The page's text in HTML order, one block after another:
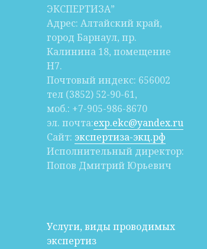
ЭКСПЕРТИЗА”
Адрес: Алтайский край,
город Барнаул, пр.
Калинина 18, помещение
Н7.
Почтовый индекс: 656002
тел (3852) 52-90-61,
моб.: +7-905-986-8670
эл. почта:exp.ekc@yandex.ru
Сайт: экспертиза-экц.рф
Исполнительный директор:
Попов Дмитрий Юрьевич
Услуги, виды проводимых
экспертиз